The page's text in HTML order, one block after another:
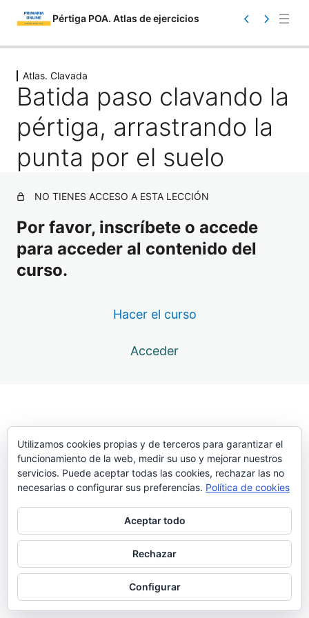
contenido
Pértiga POA. Atlas de ejercicios
Atlas. Información
Atlas. Toma de contacto
17 lecciones
Atlas. Iniciación
19 lecciones
Atlas. Clavada
Andar gigante simulando la clavada, con barra en alto
Batida paso clavando la pértiga, arrastrando la punta
Batida paso simulando la clavada, con un disco de
Batida y clavada con un trozo de pértiga, a tocar arriba
Batidas encadenadas clavando pértiga
Atlas. Clavada
Batida paso clavando la
pértiga, arrastrando la
punta por el suelo
NO TIENES ACCESO A ESTA LECCIÓN
Por favor, inscríbete o accede
para acceder al contenido del
curso.
Hacer el curso
Acceder
eri
or
uie
nte
Utilizamos cookies propias y de terceros para garantizar el
funcionamiento de la web, medir su uso y mejorar nuestros
servicios. Puede aceptar todas las cookies, rechazar las no
necesarias o configurar sus preferencias. Política de cookies
Aceptar todo
Rechazar
Configurar